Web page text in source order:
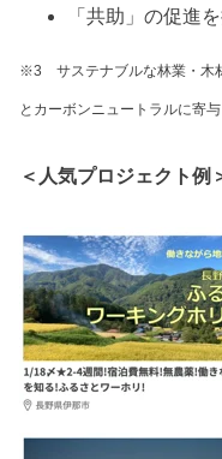
「共助」の促進
※3 サステナブルな林業・木
とカーボンニュートラルに寄
＜人気プロジェクト例